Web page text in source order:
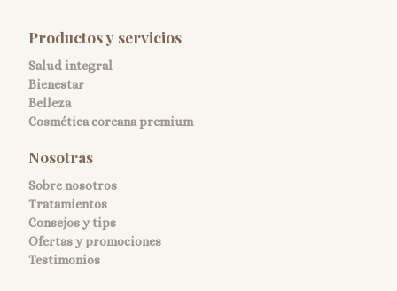
Productos y servicios
Salud integral
Bienestar
Belleza
Cosmética coreana premium
Nosotras
Sobre nosotros
Tratamientos
Consejos y tips
Ofertas y promociones
Testimonios